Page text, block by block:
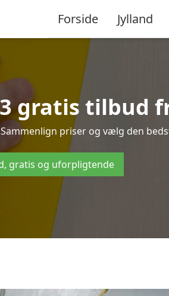
Forside Jylland
gratis tilbud
priser og vælg den
gratis og uforpligtende